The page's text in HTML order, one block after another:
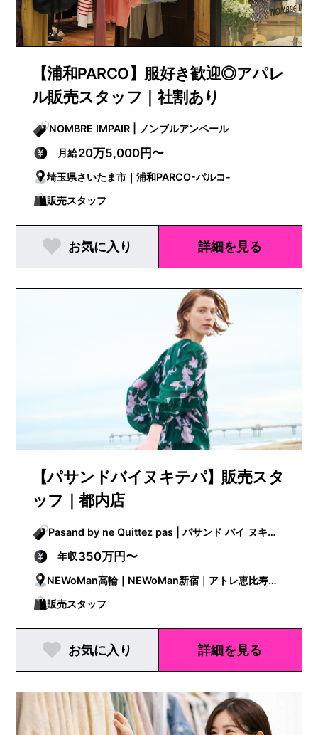
【浦和PARCO】服好き歓迎◎アパレ
ル販売スタッフ｜社割あり
NOMBRE IMPAIR | ノンブルアンペール
月給20万5,000円〜
埼玉県さいたま市｜浦和PARCO-パルコ-
販売スタッフ
お気に入り 詳細を見る
【パサンドバイヌキテパ】販売スタ
ッフ｜都内店
Pasand by ne Quittez pas | パサンド バイ ヌキテ
パ年収350万円〜
NEWoMan高輪｜NEWoMan新宿｜アトレ恵比寿｜
ルミネ有楽町
販売スタッフ
お気に入り 詳細を見る